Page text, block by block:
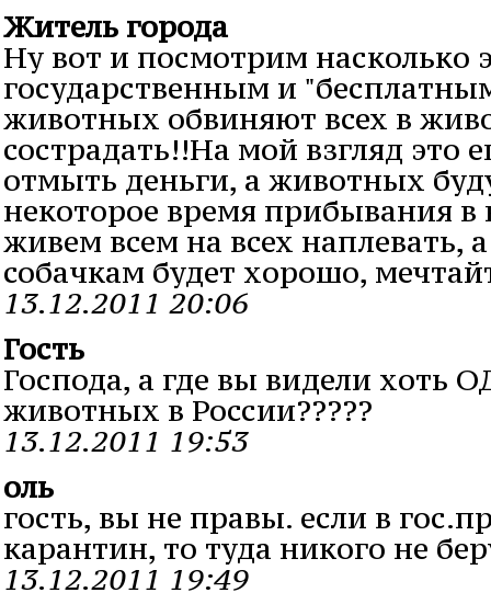
Житель города
Ну вот и посмотрим насколько
государственным и
животных обвиняют всех в
сострадать!!На мой взгляд это
отмыть деньги, а животных
некоторое время прибывания
живем всем на всех наплевать,
собачкам будет хорошо,
13.12.2011 20:06
Гость
Господа, а где вы видели хоть
животных в России?????
13.12.2011 19:53
оль
гость, вы не правы. если в
карантин, то туда никого не
13.12.2011 19:49